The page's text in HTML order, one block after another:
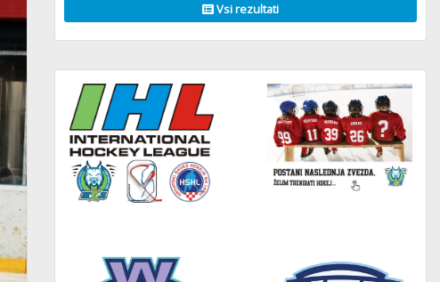
Vsi rezultati